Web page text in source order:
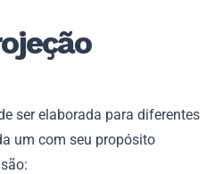
ser elaborada para diferentes
um com seu propósito